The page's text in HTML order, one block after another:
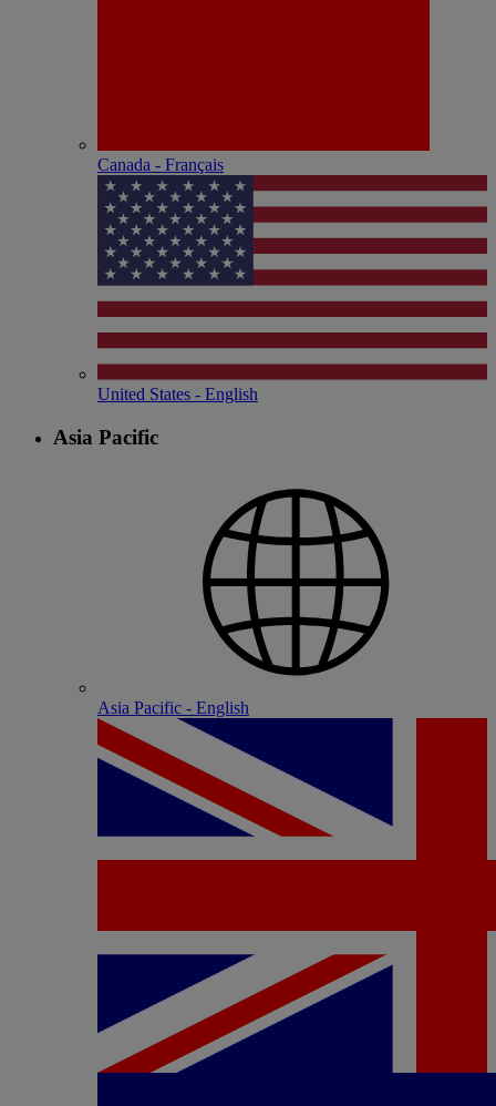
Canada - Français
United States - English
Asia Pacific
Asia Pacific - English